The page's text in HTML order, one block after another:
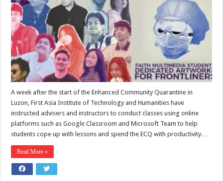
A week after the start of the Enhanced Community Quarantine in
Luzon, First Asia Institute of Technology and Humanities have
instructed advisers and instructors to conduct classes using online
platforms such as Google Classroom and Microsoft Team to help
students cope up with lessons and spend the ECQ with productivity. …
Read More »